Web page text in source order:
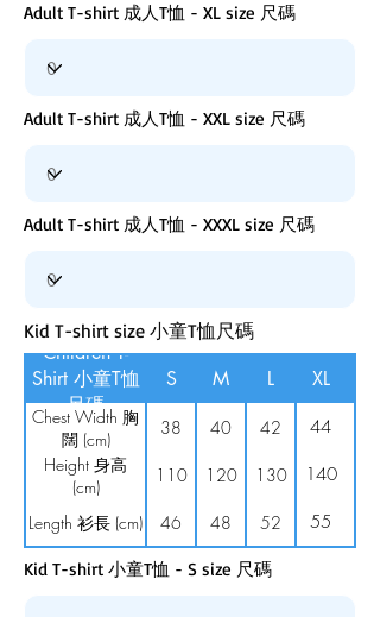
Adult T-shirt 成人T恤 - XL size 尺碼
Adult T-shirt 成人T恤 - XXL size 尺碼
Adult T-shirt 成人T恤 - XXXL size 尺碼
Kid T-shirt size 小童T恤尺碼
Children T-
Shirt 小童T恤
尺碼
S M L XL
Chest Width 胸
闊 (cm)
38 40 42 44
Height 身高
(cm)
110 120 130 140
Length 衫長 (cm) 46 48 52 55
Kid T-shirt 小童T恤 - S size 尺碼